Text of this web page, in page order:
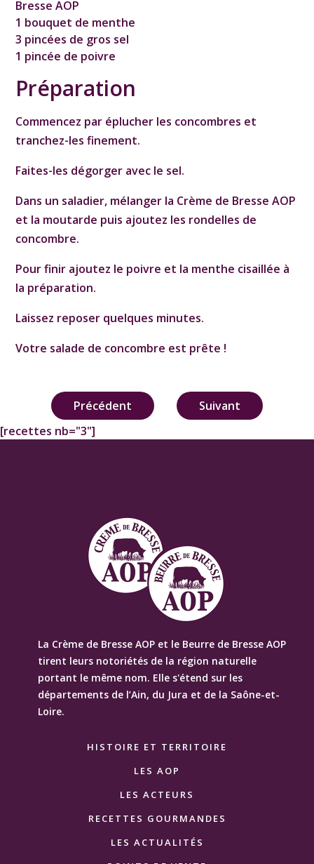
Bresse AOP
1 bouquet de menthe
3 pincées de gros sel
1 pincée de poivre
Préparation
Commencez par éplucher les concombres et
tranchez-les finement.
Faites-les dégorger avec le sel.
Dans un saladier, mélanger la Crème de Bresse AOP
et la moutarde puis ajoutez les rondelles de
concombre.
Pour finir ajoutez le poivre et la menthe cisaillée à
la préparation.
Laissez reposer quelques minutes.
Votre salade de concombre est prête !
Navigation
de
Précédent
Suivant
[recettes nb="3"]
La Crème de Bresse AOP et le Beurre de Bresse AOP
tirent leurs notoriétés de la région naturelle
portant le même nom. Elle s'étend sur les
départements de l’Ain, du Jura et de la Saône-et-
Loire.
HISTOIRE ET TERRITOIRE
LES AOP
LES ACTEURS
RECETTES GOURMANDES
LES ACTUALITÉS